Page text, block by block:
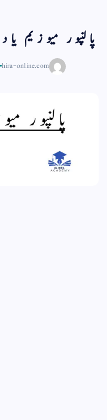
پالنپور میوزیم
hira-online.com